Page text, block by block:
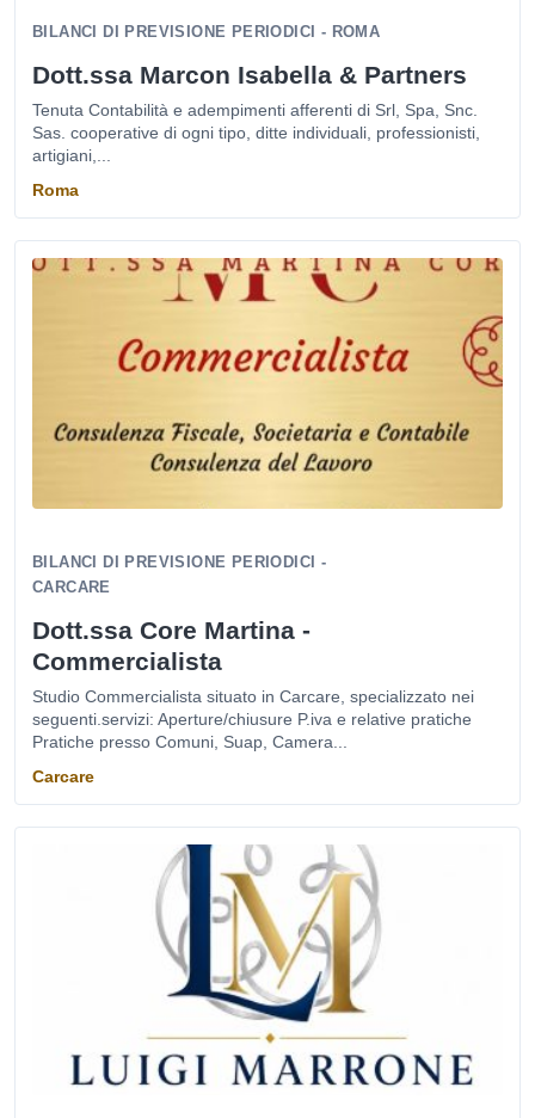
BILANCI DI PREVISIONE PERIODICI - ROMA
Dott.ssa Marcon Isabella & Partners
Tenuta Contabilità e adempimenti afferenti di Srl, Spa, Snc.
Sas. cooperative di ogni tipo, ditte individuali, professionisti,
artigiani,...
Roma
BILANCI DI PREVISIONE PERIODICI -
CARCARE
Dott.ssa Core Martina -
Commercialista
Studio Commercialista situato in Carcare, specializzato nei
seguenti.servizi: Aperture/chiusure P.iva e relative pratiche
Pratiche presso Comuni, Suap, Camera...
Carcare